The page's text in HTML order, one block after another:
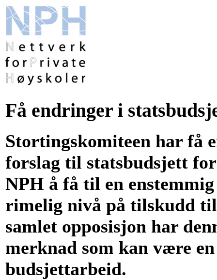
Få endringer i
Stortingskomiteen har få
forslag til statsbudsjett
NPH å få til en
rimelig nivå på tilskudd
samlet opposisjon har
merknad som kan være
budsjettarbeid.